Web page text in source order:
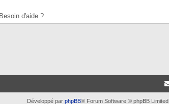
Besoin d'aide ?
Développé par phpBB® Forum Software © phpBB Limited